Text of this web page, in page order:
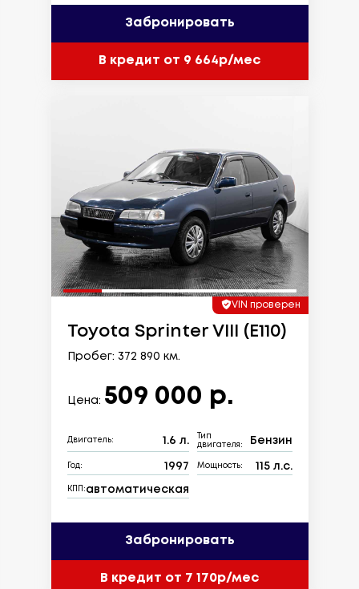
Забронировать
В кредит от 9 664р/мес
VIN проверен
Toyota Sprinter VIII (E110)
Пробег: 372 890 км.
Цена: 509 000 р.
Двигатель: 1.6 л.
Тип
двигателя:
Бензин
Год: 1997 Мощность: 115 л.с.
КПП: автоматическая
Забронировать
В кредит от 7 170р/мес